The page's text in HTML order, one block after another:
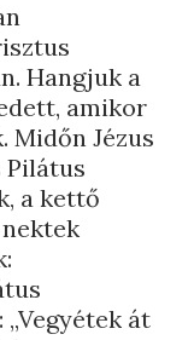
Hangjuk a
amikor
Midőn Jézus
Pilátus
a kettő
át